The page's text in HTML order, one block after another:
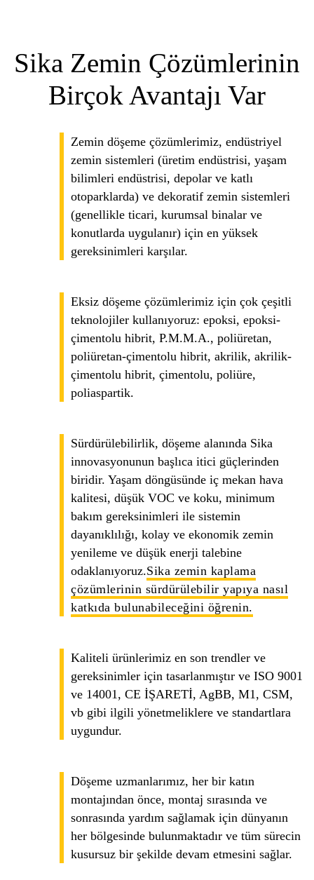
Sika Zemin Çözümlerinin
Birçok Avantajı Var
Zemin döşeme çözümlerimiz, endüstriyel
zemin sistemleri (üretim endüstrisi, yaşam
bilimleri endüstrisi, depolar ve katlı
otoparklarda) ve dekoratif zemin sistemleri
(genellikle ticari, kurumsal binalar ve
konutlarda uygulanır) için en yüksek
gereksinimleri karşılar.
Eksiz döşeme çözümlerimiz için çok çeşitli
teknolojiler kullanıyoruz: epoksi, epoksi-
çimentolu hibrit, P.M.M.A., poliüretan,
poliüretan-çimentolu hibrit, akrilik, akrilik-
çimentolu hibrit, çimentolu, poliüre,
poliaspartik.
Sürdürülebilirlik, döşeme alanında Sika
innovasyonunun başlıca itici güçlerinden
biridir. Yaşam döngüsünde iç mekan hava
kalitesi, düşük VOC ve koku, minimum
bakım gereksinimleri ile sistemin
dayanıklılığı, kolay ve ekonomik zemin
yenileme ve düşük enerji talebine
odaklanıyoruz.Sika zemin kaplama
çözümlerinin sürdürülebilir yapıya nasıl
katkıda bulunabileceğini öğrenin.
Kaliteli ürünlerimiz en son trendler ve
gereksinimler için tasarlanmıştır ve ISO 9001
ve 14001, CE İŞARETİ, AgBB, M1, CSM,
vb gibi ilgili yönetmeliklere ve standartlara
uygundur.
Döşeme uzmanlarımız, her bir katın
montajından önce, montaj sırasında ve
sonrasında yardım sağlamak için dünyanın
her bölgesinde bulunmaktadır ve tüm sürecin
kusursuz bir şekilde devam etmesini sağlar.